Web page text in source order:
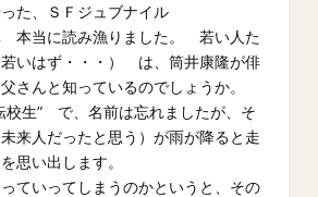
た、ＳＦジュブナイル
本当に読み漁りました。 若い人た
いはず・・・） は、筒井康隆が俳
さんと知っているのでしょうか。
生” で、名前は忘れましたが、そ
来人だったと思う）が雨が降ると走
思い出します。
ていってしまうのかというと、その